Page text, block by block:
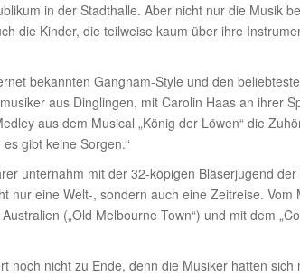
in der Stadthalle. Aber nicht nur die Musik
die Kinder, die teilweise kaum über ihre
bekannten Gangnam-Style und den
aus Dinglingen, mit Carolin Haas an ihrer
aus dem Musical „König der Löwen“ die
gibt keine Sorgen.“
unternahm mit der 32-köpigen Bläserjugend
nur eine Welt-, sondern auch eine Zeitreise. Vom
(„Old Melbourne Town“) und mit dem
noch nicht zu Ende, denn die Musiker hatten sich